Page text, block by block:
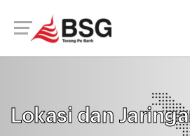
Lokasi dan